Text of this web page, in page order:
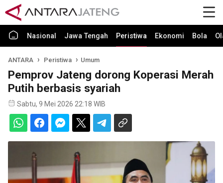
Nasional Jawa Tengah Peristiwa Ekonomi Bola
ANTARA Peristiwa Umum
Pemprov Jateng dorong Koperasi Merah
Putih berbasis syariah
Sabtu, 9 Mei 2026 22:18 WIB